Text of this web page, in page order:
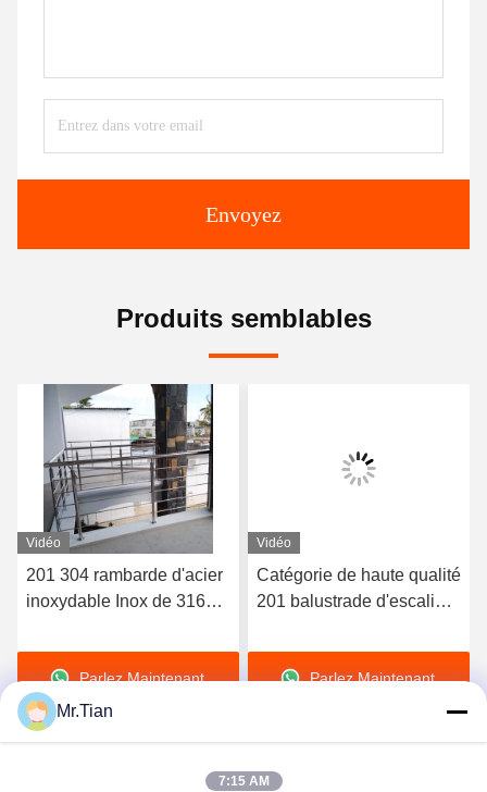
Envoyez
Produits semblables
Vidéo
201 304 rambarde d'acier
inoxydable Inox de 316
personnalisation
Parlez Maintenant.
Vidéo
Catégorie de haute qualité
201 balustrade d'escalier
d'escalier de l'acier
inoxydable 304 316
Parlez Maintenant.
Mr.Tian
7:15 AM